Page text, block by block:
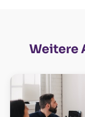
Weitere